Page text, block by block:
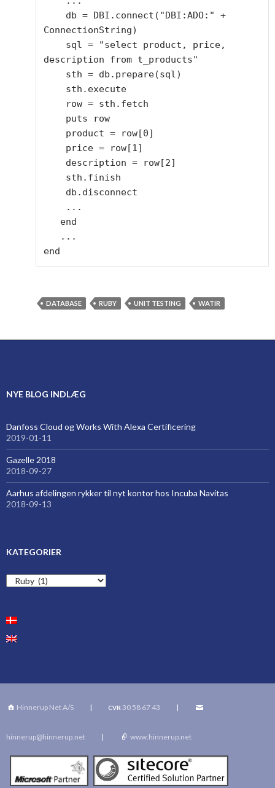
ConnectionString)
description from t_products"
end
DATABASE RUBY UNIT TESTING WATIR
NYE BLOG INDLÆG
Danfoss Cloud og Works With Alexa Certificering
2019-01-11
Gazelle 2018
2018-09-27
Aarhus afdelingen rykker til nyt kontor hos Incuba Navitas
2018-09-13
KATEGORIER
Kategorier
Hinnerup Net A/S | CVR 30 58 67 43 |
hinnerup@hinnerup.net | www.hinnerup.net